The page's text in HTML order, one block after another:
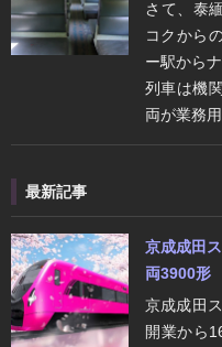
さて、泰
コクから
ー駅から
列車は機
両が業務用
最新記事
京成成田
両3900形
京成成田
開業から